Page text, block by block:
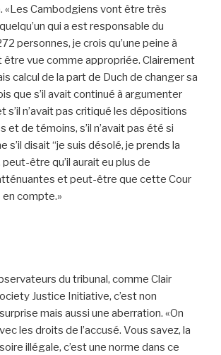
«Les Cambodgiens vont être très
qui a est responsable du
personnes, je crois qu’une peine à
vue comme appropriée. Clairement
calcul de la part de Duch de changer sa
que s’il avait continué à argumenter
s’il n’avait pas critiqué les dépositions
et de témoins, s’il n’avait pas été si
s’il disait “je suis désolé, je prends la
être qu’il aurait eu plus de
et peut-être que cette Cour
compte.»
du tribunal, comme Clair
Justice Initiative, c’est non
mais aussi une aberration. «On
les droits de l’accusé. Vous savez, la
illégale, c’est une norme dans ce